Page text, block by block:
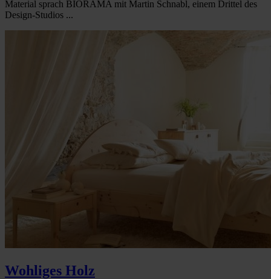
Material sprach BIORAMA mit Martin Schnabl, einem Drittel des
Design-Studios ...
Wohliges Holz